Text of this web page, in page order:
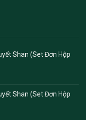
Shan (Set Đơn Hộp
Shan (Set Đơn Hộp